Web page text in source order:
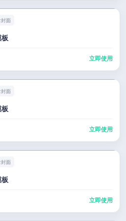
封面
立即使用
封面
立即使用
封面
立即使用